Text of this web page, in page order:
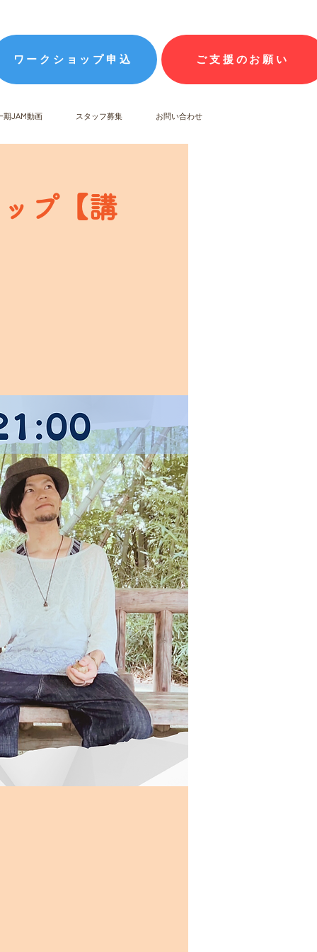
ワークショップ申込 ご支援のお願い
期JAM動画 スタッフ募集 お問い合わせ
プ【講